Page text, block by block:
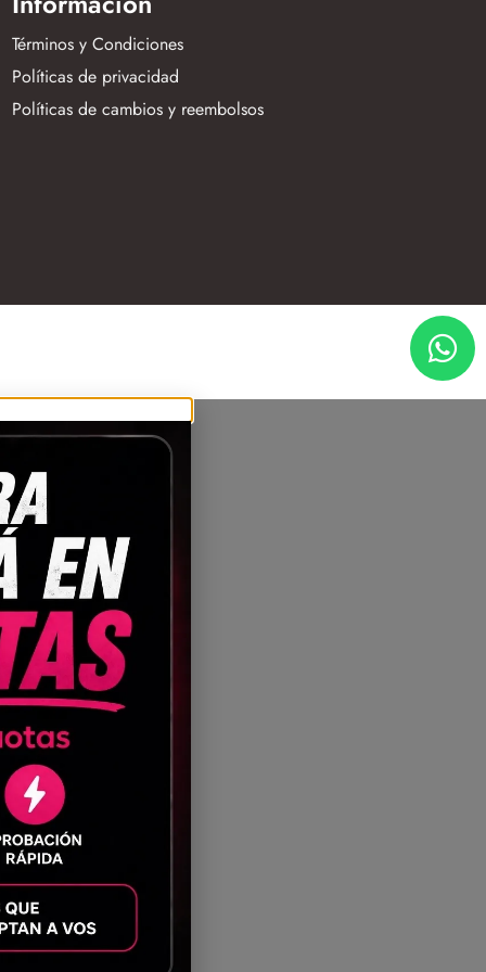
Términos y Condiciones
Políticas de privacidad
Políticas de cambios y reembolsos